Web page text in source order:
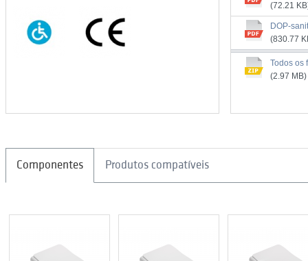
(72.21
DOP-
(830.77
Todos os
(2.97 MB)
Componentes Produtos compatíveis